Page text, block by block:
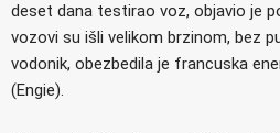
deset dana testirao voz, objavio je
vozovi su išli velikom brzinom, bez
vodonik, obezbedila je francuska
(Engie).